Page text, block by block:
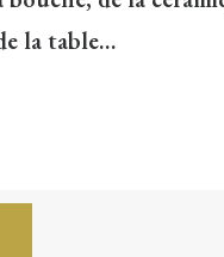
la table…